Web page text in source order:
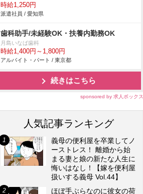
時給1,250円
派遣社員 / 愛知県
歯科助手/未経験OK・扶養内勤務OK
月島いなば歯科
時給1,400円～1,800円
アルバイト・パート / 東京都
続きはこちら
sponsored by 求人ボックス
人気記事ランキング
義母の便利屋を卒業してノ
ーストレス！ 離婚から始
まる妻と娘の新たな人生に
悔いはなし！【嫁を便利屋
扱いする義母 Vol.44】
ほぼ手ぶらなのに彼女の荷